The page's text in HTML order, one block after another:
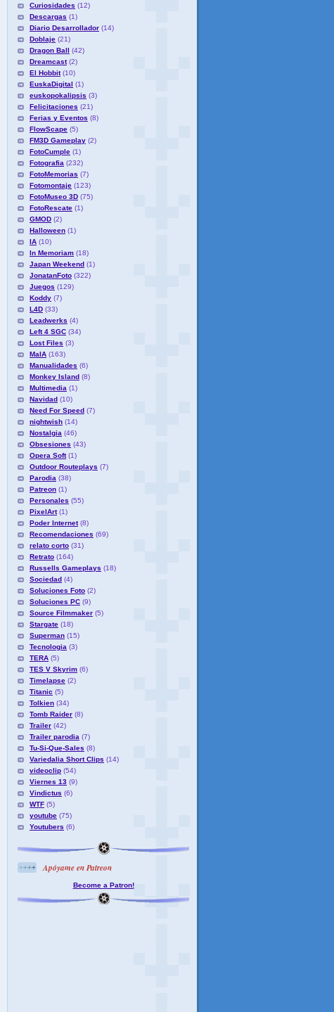
Curiosidades (12)
Descargas (1)
Diario Desarrollador (14)
Doblaje (21)
Dragon Ball (42)
Dreamcast (2)
El Hobbit (10)
EuskaDigital (1)
euskopokalipsis (3)
Felicitaciones (21)
Ferias y Eventos (8)
FlowScape (5)
FM3D Gameplay (2)
FotoCumple (1)
Fotografia (232)
FotoMemorias (7)
Fotomontaje (123)
FotoMuseo 3D (75)
FotoRescate (1)
GMOD (2)
Halloween (1)
IA (10)
In Memoriam (18)
Japan Weekend (1)
JonatanFoto (322)
Juegos (129)
Koddy (7)
L4D (33)
Leadwerks (4)
Left 4 SGC (34)
Lost Files (3)
MaIA (163)
Manualidades (6)
Monkey Island (8)
Multimedia (1)
Navidad (10)
Need For Speed (7)
nightwish (14)
Nostalgia (46)
Obsesiones (43)
Opera Soft (1)
Outdoor Routeplays (7)
Parodia (38)
Patreon (1)
Personales (55)
PixelArt (1)
Poder Internet (8)
Recomendaciones (69)
relato corto (31)
Retrato (164)
Russells Gameplays (18)
Sociedad (4)
Soluciones Foto (2)
Soluciones PC (9)
Source Filmmaker (5)
Stargate (18)
Superman (15)
Tecnologia (3)
TERA (5)
TES V Skyrim (6)
Timelapse (2)
Titanic (5)
Tolkien (34)
Tomb Raider (8)
Trailer (42)
Trailer parodia (7)
Tu-Si-Que-Sales (8)
Variedalia Short Clips (14)
videoclip (54)
Viernes 13 (9)
Vindictus (6)
WTF (5)
youtube (75)
Youtubers (6)
Apóyame en Patreon
Become a Patron!